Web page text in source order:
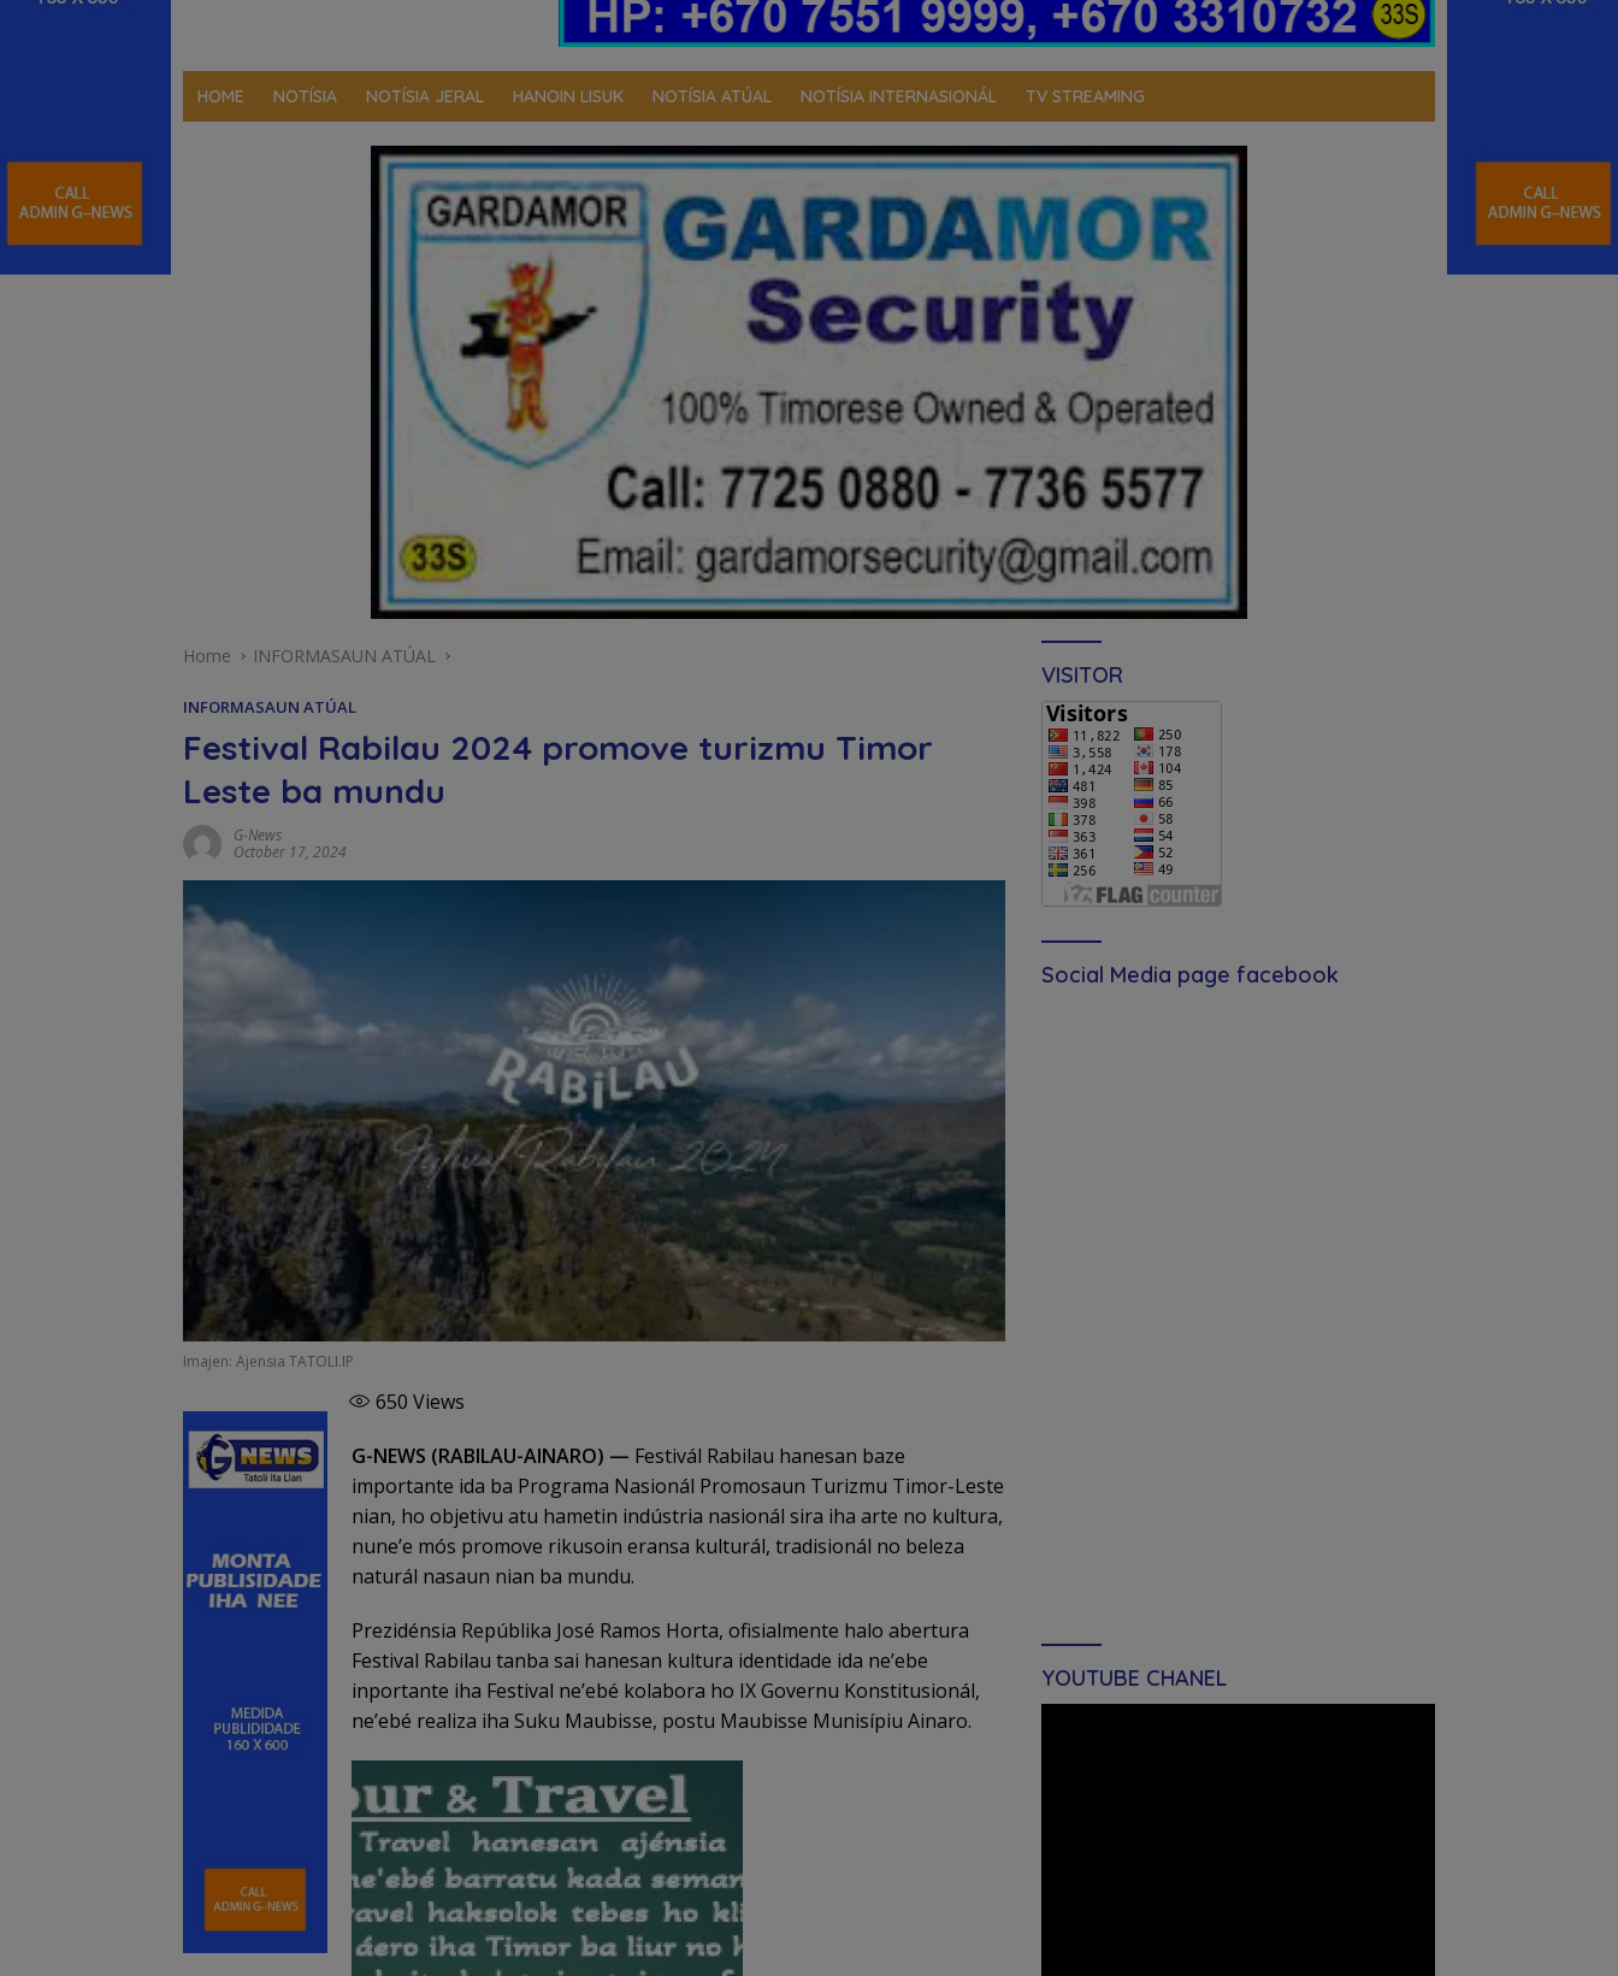
HOME NOTÍSIA NOTÍSIA JERAL HANOIN LISUK NOTÍSIA ATÚAL NOTÍSIA INTERNASIONÁL TV STREAMING
Home INFORMASAUN ATÚAL
INFORMASAUN ATÚAL
Festival Rabilau 2024 promove turizmu Timor
Leste ba mundu
G-News
October 17, 2024
Imajen: Ajensia TATOLI.IP
650 Views
G-NEWS (RABILAU-AINARO) — Festivál Rabilau hanesan baze
importante ida ba Programa Nasionál Promosaun Turizmu Timor-Leste
nian, ho objetivu atu hametin indústria nasionál sira iha arte no kultura,
nune’e mós promove rikusoin eransa kulturál, tradisionál no beleza
naturál nasaun nian ba mundu.
Prezidénsia Repúblika José Ramos Horta, ofisialmente halo abertura
Festival Rabilau tanba sai hanesan kultura identidade ida ne’ebe
inportante iha Festival ne’ebé kolabora ho IX Governu Konstitusionál,
ne’ebé realiza iha Suku Maubisse, postu Maubisse Munisípiu Ainaro.
VISITOR
Social Media page facebook
YOUTUBE CHANEL